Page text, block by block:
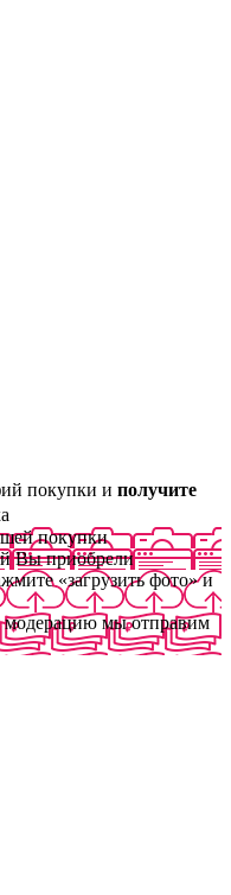
покупки и получите
покупки
Вы приобрели
«загрузить фото» и
модерацию мы отправим